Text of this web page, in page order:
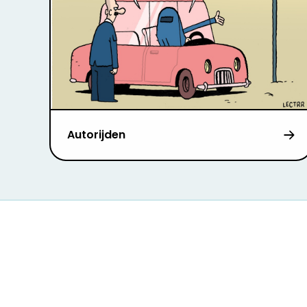
Autorijden